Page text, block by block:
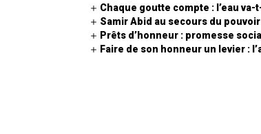
Chaque goutte compte : l’eau
Samir Abid au secours du
Prêts d’honneur : promesse
Faire de son honneur un levier :